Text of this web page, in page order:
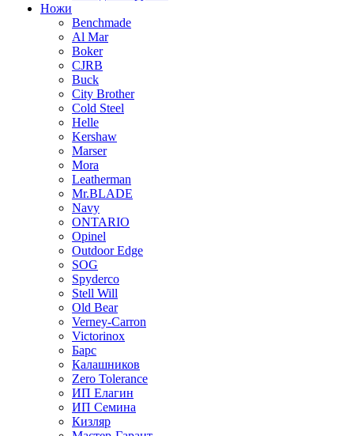
Ножи
Benchmade
Al Mar
Boker
CJRB
Buck
City Brother
Cold Steel
Helle
Kershaw
Marser
Mora
Leatherman
Mr.BLADE
Navy
ONTARIO
Opinel
Outdoor Edge
SOG
Spyderco
Stell Will
Old Bear
Verney-Carron
Victorinox
Барс
Калашников
Zero Tolerance
ИП Елагин
ИП Семина
Кизляр